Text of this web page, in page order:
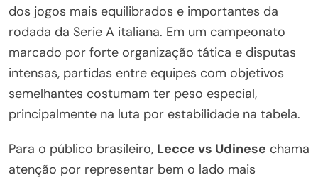
dos jogos mais equilibrados e importantes da
rodada da Serie A italiana. Em um campeonato
marcado por forte organização tática e disputas
intensas, partidas entre equipes com objetivos
semelhantes costumam ter peso especial,
principalmente na luta por estabilidade na tabela.
Para o público brasileiro, Lecce vs Udinese chama
atenção por representar bem o lado mais